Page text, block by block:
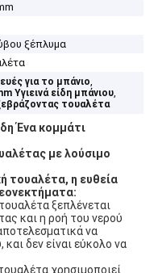
ξέπλυμα
για το μπάνιο,
Υγιεινά είδη μπάνιου,
τουαλέτα
Ένα κομμάτι
με λούσιμο
τουαλέτα, η ευθεία
ξεπλένεται
και η ροή του νερού
να
δεν είναι εύκολο να
χρησιμοποιεί